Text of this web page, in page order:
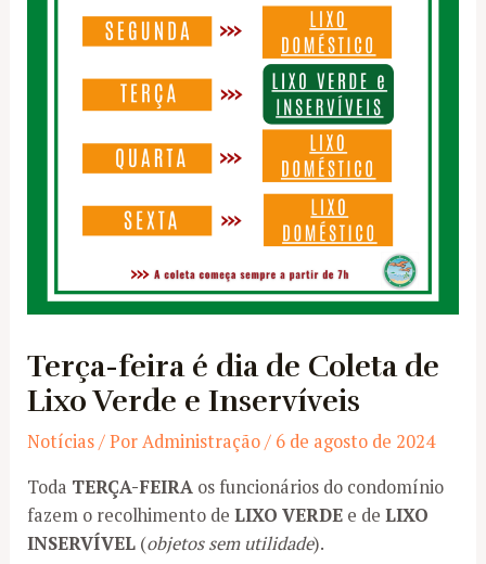
Terça-feira é dia de Coleta de
Lixo Verde e Inservíveis
Notícias/ PorAdministração/ 6 de agosto de 2024
Toda TERÇA-FEIRA os funcionários do condomínio
fazem o recolhimento deLIXO VERDE e deLIXO
INSERVÍVEL (objetos sem utilidade).